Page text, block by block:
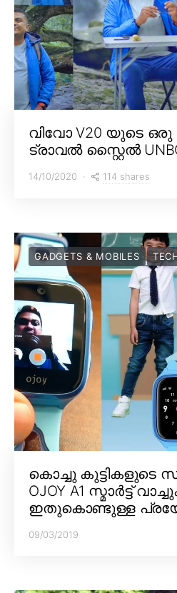
വിവോ V20 യുടെ ഒരു
ട്രാവൽ സ്റ്റൈൽ
14/10/2020 114 shares
GADGETS & MOBILES
കൊച്ചു കുട്ടികളുടെ
OJOY A1 സ്മാർട്ട്
ഇതുകൊണ്ടുള്ള
09/03/2019